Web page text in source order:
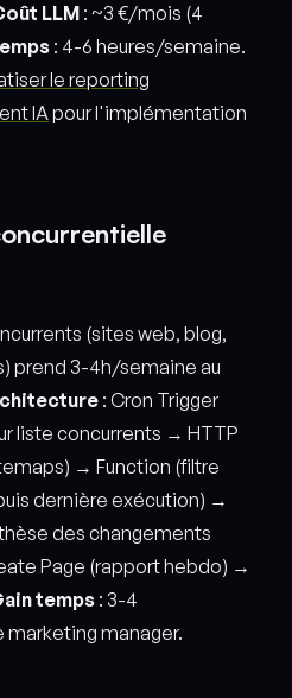
LLM : ~3 €/mois (4
: 4-6 heures/semaine.
le reporting
IApour l'implémentation
(sites web, blog,
prend 3-4h/semaine au
: Cron Trigger
liste concurrents → HTTP
→ Function (filtre
dernière exécution) →
des changements
Page (rapport hebdo) →
temps : 3-4
manager.